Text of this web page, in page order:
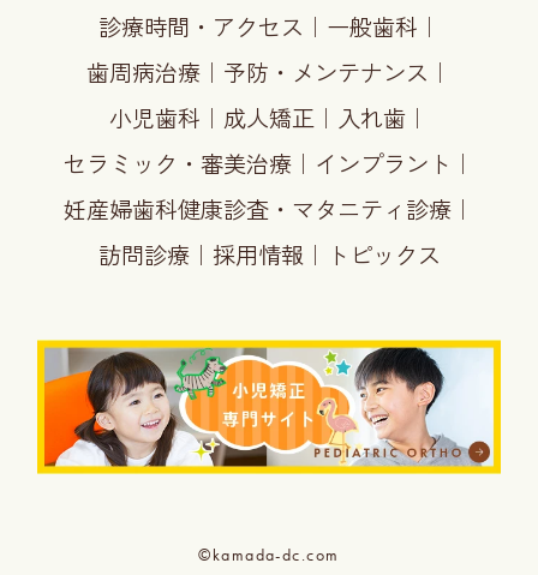
診療時間・アクセス ｜ 一般歯科 ｜
歯周病治療 ｜ 予防・メンテナンス ｜
小児歯科 ｜ 成人矯正 ｜ 入れ歯 ｜
セラミック・審美治療 ｜ インプラント ｜
妊産婦歯科健康診査・マタニティ診療 ｜
訪問診療｜ 採用情報｜ トピックス
©kamada-dc.com